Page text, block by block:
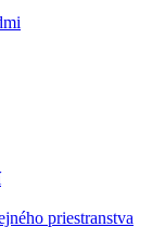
priestranstva